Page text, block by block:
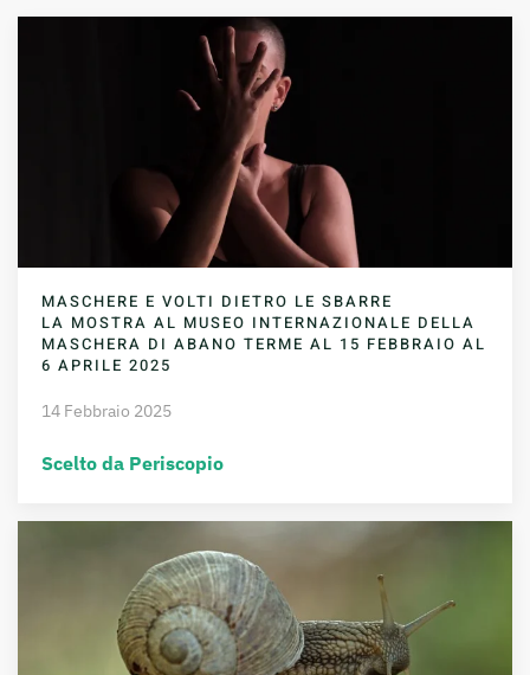
MASCHERE E VOLTI DIETRO LE SBARRE
LA MOSTRA AL MUSEO INTERNAZIONALE DELLA
MASCHERA DI ABANO TERME AL 15 FEBBRAIO AL
6 APRILE 2025
14 Febbraio 2025
Scelto da Periscopio